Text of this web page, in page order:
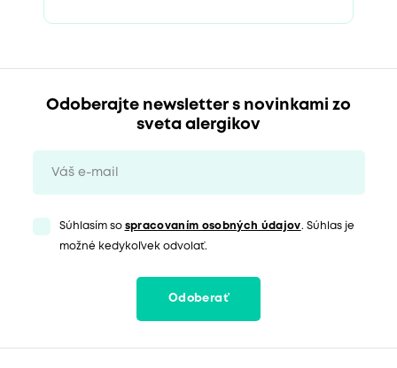
Odoberajte newsletter s novinkami zo
sveta alergikov
Súhlasím so spracovaním osobných údajov. Súhlas je
možné kedykoľvek odvolať.
Odoberať